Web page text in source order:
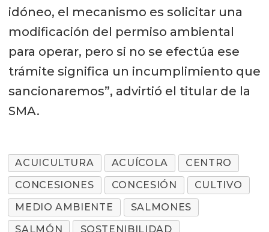
idóneo, el mecanismo es solicitar una
modificación del permiso ambiental
para operar, pero si no se efectúa ese
trámite significa un incumplimiento que
sancionaremos”, advirtió el titular de la
SMA.
ACUICULTURA ACUÍCOLA
CENTRO
CONCESIONES
CONCESIÓN
CULTIVO
MEDIO AMBIENTE
SALMONES
SALMÓN
SOSTENIBILIDAD